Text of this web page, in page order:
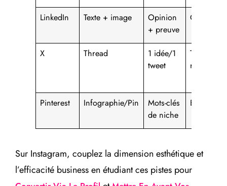
LinkedIn Texte + image
Opinion
+ preuve
X Thread
1 idée/1
tweet
Taux de
réponse
Pinterest Infographie/Pin
Mots-clés
de niche
Sur Instagram, couplez la dimension esthétique et
l’efficacité business en étudiant ces pistes pour